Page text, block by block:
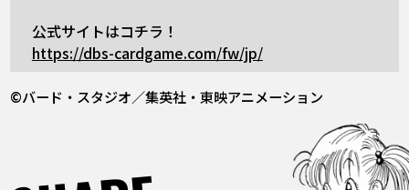
公式サイトはコチラ！
https://dbs-cardgame.com/fw/jp/
©バード・スタジオ／集英社・東映アニメーション